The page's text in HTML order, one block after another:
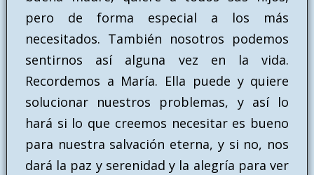
pero de forma especial a los más
necesitados. También nosotros podemos
sentirnos así alguna vez en la vida.
Recordemos a María. Ella puede y quiere
solucionar nuestros problemas, y así lo
hará si lo que creemos necesitar es bueno
para nuestra salvación eterna, y si no, nos
dará la paz y serenidad y la alegría para ver